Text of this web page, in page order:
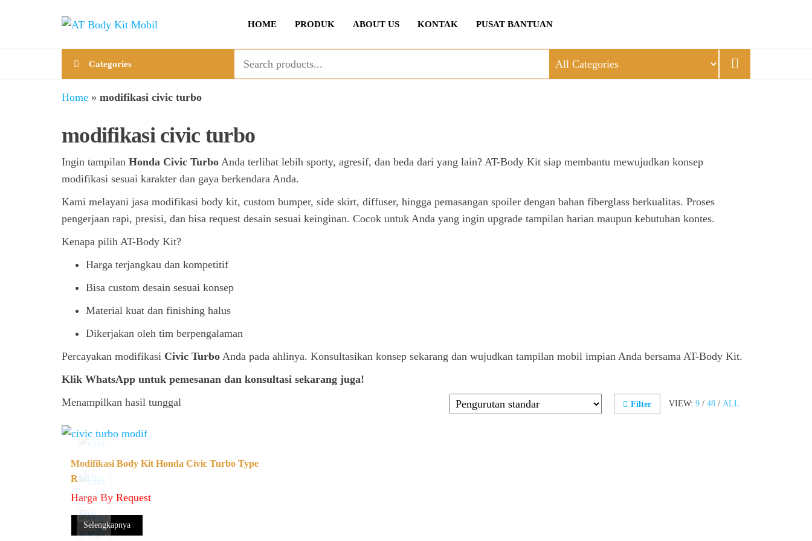
Mobil
Kit
Mobil
HOME PRODUK ABOUT US KONTAK PUSAT BANTUAN
Categories
Home » modifikasi civic turbo
modifikasi civic turbo
Ingin tampilan Honda Civic Turbo Anda terlihat lebih sporty, agresif, dan beda dari yang lain? AT-Body Kit siap membantu mewujudkan konsep
modifikasi sesuai karakter dan gaya berkendara Anda.
Kami melayani jasa modifikasi body kit, custom bumper, side skirt, diffuser, hingga pemasangan spoiler dengan bahan fiberglass berkualitas. Proses
pengerjaan rapi, presisi, dan bisa request desain sesuai keinginan. Cocok untuk Anda yang ingin upgrade tampilan harian maupun kebutuhan kontes.
Kenapa pilih AT-Body Kit?
Harga terjangkau dan kompetitif
Bisa custom desain sesuai konsep
Material kuat dan finishing halus
Dikerjakan oleh tim berpengalaman
Percayakan modifikasi Civic Turbo Anda pada ahlinya. Konsultasikan konsep sekarang dan wujudkan tampilan mobil impian Anda bersama AT-Body Kit.
Klik WhatsApp untuk pemesanan dan konsultasi sekarang juga!
VIEW: 9 / 48 / ALL
Filter
Menampilkan hasil tunggal
Modifikasi Body Kit Honda Civic Turbo Type
R
Harga By Request
Selengkapnya